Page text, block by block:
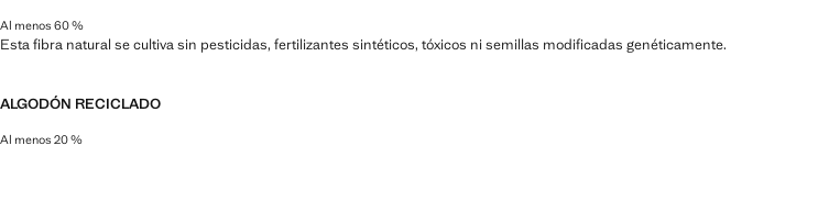
Al menos 60 %
Esta fibra natural se cultiva sin pesticidas, fertilizantes sintéticos, tóxicos ni semillas modificadas genéticamente.
ALGODÓN RECICLADO
Al menos 20 %